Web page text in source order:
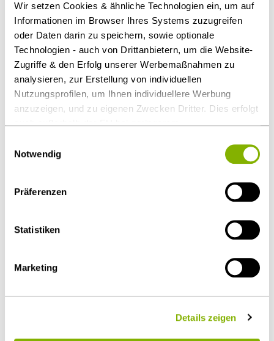
Wir setzen Cookies & ähnliche Technologien ein, um auf
Informationen im Browser Ihres Systems zuzugreifen
oder Daten darin zu speichern, sowie optionale
Technologien - auch von Drittanbietern, um die Website-
Zugriffe & den Erfolg unserer Werbemaßnahmen zu
analysieren, zur Erstellung von individuellen
Nutzungsprofilen, um Ihnen individuellere Werbung
anzuzeigen, und zu eigenen Zwecken Dritter. Dies erfolgt
auch außerhalb der EU bei geringerem
Regelungen das Risiko des staatlichen Zugriffs &
auszuschließen ist. Sie können Ihre Einwilligung jederzeit
über dieCookie-Einstellungen
widerrufen oder ändern.
Notwendig
Präferenzen
Statistiken
Marketing
Details zeigen
Charlotte Schmitt, LL.M. (Corporate, M&A),
Stuttgart
Dr. Antonia Stein (Arbeitsrecht), Stuttgart
Als PDF herunterladen
Diesen Artikel teilen
Gesellschaftsrecht / M&A